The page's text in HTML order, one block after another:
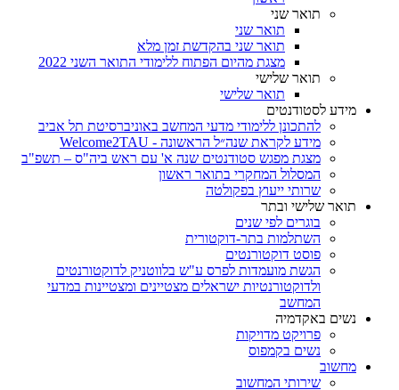
תואר שני
תואר שני
תואר שני בהקדשת זמן מלא
מצגת מהיום הפתוח ללימודי התואר השני 2022
תואר שלישי
תואר שלישי
מידע לסטודנטים
להתכונן ללימודי מדעי המחשב באוניברסיטת תל אביב
מידע לקראת שנה״ל הראשונה - Welcome2TAU
מצגת מפגש סטודנטים שנה א' עם ראש ביה"ס – תשפ"ב
המסלול המחקרי בתואר ראשון
שרותי ייעוץ בפקולטה
תואר שלישי ובתר
בוגרים לפי שנים
השתלמות בתר-דוקטורית
פוסט דוקטורנטים
הגשת מועמדות לפרס ע"ש בלווטניק לדוקטורנטים
ולדוקטורנטיות ישראלים מצטיינים ומצטיינות במדעי
המחשב
נשים באקדמיה
פרויקט מדויקות
נשים בקמפוס
מחשוב
שירותי המחשוב